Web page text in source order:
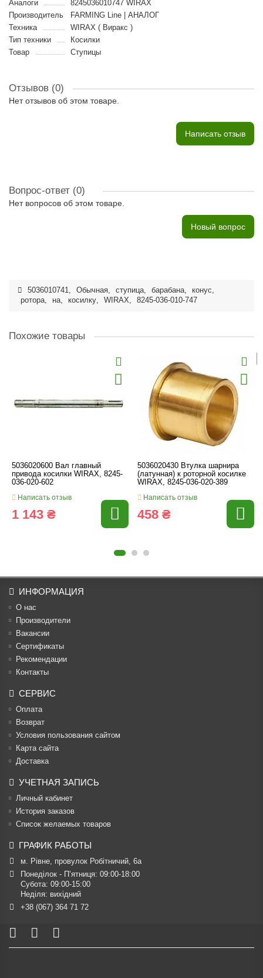
Аналоги
8245036010747 WIRAX
Производитель
FARMING Line | АНАЛОГ
Техника
WIRAX ( Виракс )
Тип техники
Косилки
Товар
Ступицы
Отзывов (0)
Нет отзывов об этом товаре.
Написать отзыв
Вопрос-ответ (0)
Нет вопросов об этом товаре.
Новый вопрос
5036010741, Обычная, ступица, барабана, конус,
ротора, на, косилку, WIRAX, 8245-036-010-747
Похожие товары
5036020600 Вал главный
привода косилки WIRAX, 8245-
036-020-602
Написать отзыв
1 143 ₴
5036020430 Втулка шарнира
(латунная) к роторной косилке
WIRAX, 8245-036-020-389
Написать отзыв
458 ₴
ИНФОРМАЦИЯ
О нас
Производители
Вакансии
Cертификаты
Рекомендации
Контакты
СЕРВИС
Оплата
Возврат
Условия пользования сайтом
Карта сайта
Доставка
УЧЕТНАЯ ЗАПИСЬ
Личный кабинет
История заказов
Список желаемых товаров
ГРАФИК РАБОТЫ
м. Рівне, провулок Робітничий, 6а
Понеділок - П’ятниця: 09:00-18:00
Субота: 09:00-15:00
Неділя: вихідний
+38 (067) 364 71 72